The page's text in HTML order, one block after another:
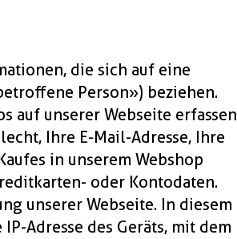
die sich auf eine
Person») beziehen.
auf unserer Webseite erfassen
Ihre E-Mail-Adresse, Ihre
in unserem Webshop
oder Kontodaten.
unserer Webseite. In diesem
Adresse des Geräts, mit dem